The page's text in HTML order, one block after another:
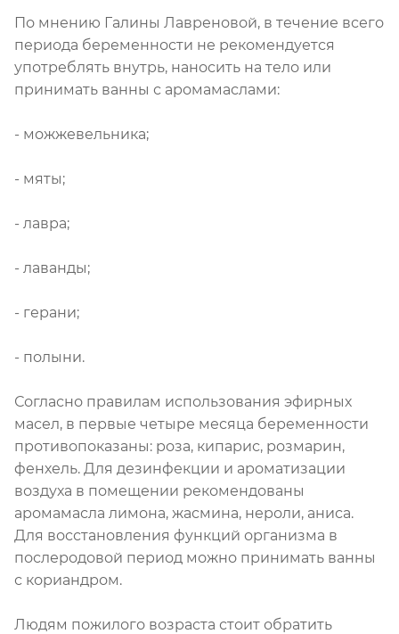
По мнению Галины Лавреновой, в течение всего
периода беременности не рекомендуется
употреблять внутрь, наносить на тело или
принимать ванны с аромамаслами:
- можжевельника;
- мяты;
- лавра;
- лаванды;
- герани;
- полыни.
Согласно правилам использования эфирных
масел, в первые четыре месяца беременности
противопоказаны: роза, кипарис, розмарин,
фенхель. Для дезинфекции и ароматизации
воздуха в помещении рекомендованы
аромамасла лимона, жасмина, нероли, аниса.
Для восстановления функций организма в
послеродовой период можно принимать ванны
с кориандром.
Людям пожилого возраста стоит обратить